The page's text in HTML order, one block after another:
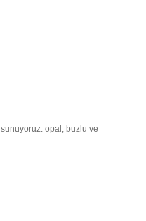
opal, buzlu ve